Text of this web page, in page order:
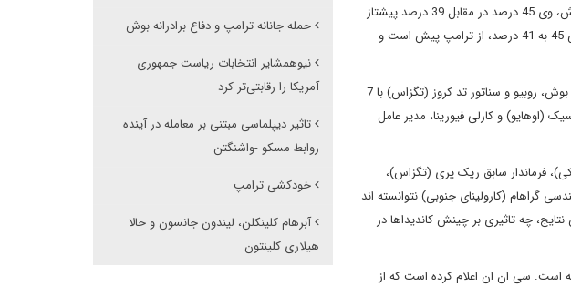
در رقابت دو نفره با ترامپ در انتخابات سراسری، بایدن با 48 درصد آرا در برابر 40 درصد آرا پیشتاز است. در رقابت با بوش، وی 45 درصد در مقابل 39 درصد پیشتاز
است و علیه سناتور روبیو، از 44 درصد در برابر 41 درصد آرا، برخوردار است. در ضمن، کلینتون با اختلافی 4 درصدی یعنی 45 به 41 درصد، از ترامپ پیش است و
در جبهه جمهوری خواهان، ترامپ با 28 درصد پیشتاز است و در رتبه دوم، بن کارسون با 12 درصد قرار دارد. پس از وی، بوش، روبیو و سناتور تد کروز (تگزاس) با 7
اسکات واکر (ویسکانسین) با 6 درصد، فرماندار جان کاسیک (اوهایو) و کارلی فیورینا، مدیر عامل
فرماندار سابق ریک پری (تگزاس)،
گراهام (کارولینای جنوبی) نتوانسته اند
نیست که این نتایج، چه تاثیری بر چینش کاندیداها در
است. سی ان ان اعلام کرده است که از
حمله جانانه ترامپ و دفاع برادرانه بوش
نیوهمشایر انتخابات ریاست جمهوری
آمریکا را رقابتی‌تر کرد
تاثیر دیپلماسی مبتنی بر معامله در آینده
روابط مسکو -واشنگتن
خودکشی ترامپ
آبرهام کلینکلن، لیندون جانسون و حالا
هیلاری کلینتون